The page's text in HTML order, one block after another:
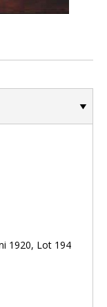
1920, Lot 194